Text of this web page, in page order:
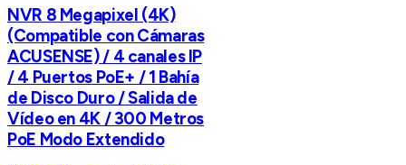
NVR 8 Megapixel (4K)
(Compatible con Cámaras
ACUSENSE) / 4 canales IP
/ 4 Puertos PoE+ / 1 Bahía
de Disco Duro / Salida de
Vídeo en 4K / 300 Metros
PoE Modo Extendido